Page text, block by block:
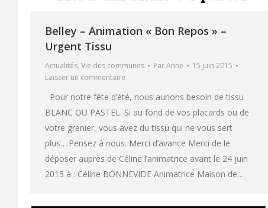
Belley – Animation « Bon Repos » –
Urgent Tissu
Actualités, Vie des communes ParAnne
15 juin 2015
Laisser un commentaire
Pour notre fête d’été, nous aurions besoin de tissu
BLANC OU PASTEL. Si au fond de vos placards ou de
votre grenier, vous avez du tissu qui ne vous sert
plus….Pensez à nous. Merci d’avance Merci de le
déposer auprès de Céline l’animatrice avant le 24 juin
2015 à : Céline BONNEVIDE Animatrice Maison de…